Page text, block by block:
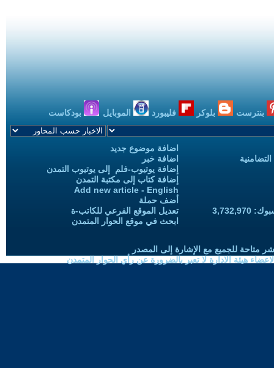
بنترست بلوكر فليبورد الموبايل بودكاست
اضافة موضوع جديد
اضافة خبر
إضافة يوتيوب-فلم إلى يوتيوب التمدن
إضافة كتاب إلى مكتبة التمدن
Add new article - English
أضف حملة
تعديل الموقع الفرعي للكاتب-ة
ابحث في موقع الحوار المتمدن
متاحة للجميع مع الإشارة إلى المصدر
هيئة الادارة لا تعبر بالضرورة عن رأي الحوار المتمدن